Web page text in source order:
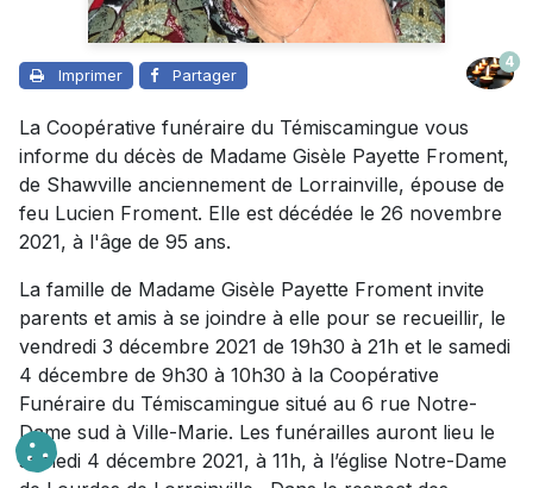
Imprimer Partager
4
La Coopérative funéraire du Témiscamingue vous
informe du décès de Madame Gisèle Payette Froment,
de Shawville anciennement de Lorrainville, épouse de
feu Lucien Froment. Elle est décédée le 26 novembre
2021, à l'âge de 95 ans.
La famille de Madame Gisèle Payette Froment invite
parents et amis à se joindre à elle pour se recueillir, le
vendredi 3 décembre 2021 de 19h30 à 21h et le samedi
4 décembre de 9h30 à 10h30 à la Coopérative
Funéraire du Témiscamingue situé au 6 rue Notre-
Dame sud à Ville-Marie. Les funérailles auront lieu le
samedi 4 décembre 2021, à 11h, à l’église Notre-Dame